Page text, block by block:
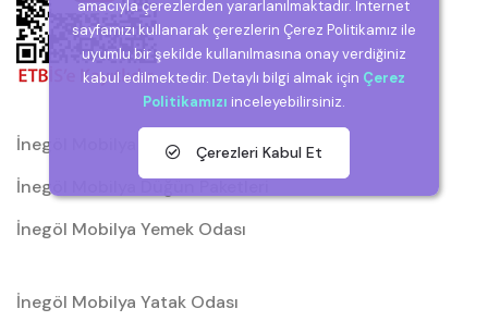
İnegöl Mobilya
İnegöl Mobilya Düğün Paketleri
İnegöl Mobilya Yemek Odası
İnegöl Mobilya Yatak Odası
amacıyla çerezlerden yararlanılmaktadır. İnternet
sayfamızı kullanarak çerezlerin Çerez Politikamız ile
uyumlu bir şekilde kullanılmasına onay verdiğiniz
kabul edilmektedir. Detaylı bilgi almak için Çerez
Politikamızı inceleyebilirsiniz.
Çerezleri Kabul Et